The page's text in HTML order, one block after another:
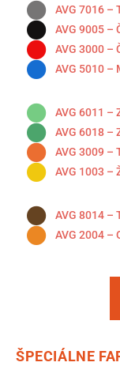
AVG 7016 –
AVG 9005 –
AVG 3000 –
AVG 5010 –
AVG 6011 –
AVG 6018 –
AVG 3009 –
AVG 1003 –
AVG 8014 –
AVG 2004 –
ŠPECIÁLNE